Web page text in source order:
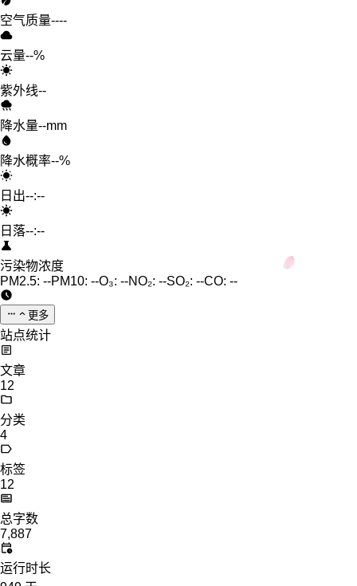
空气质量----
云量--%
紫外线--
降水量--mm
降水概率--%
日出--:--
日落--:--
污染物浓度
PM2.5: --PM10: --O₃: --NO₂: --SO₂: --CO: --
更多
站点统计
文章
12
分类
4
标签
12
总字数
7,887
运行时长